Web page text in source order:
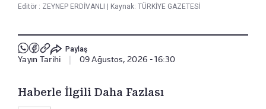
Editör : ZEYNEP ERDİVANLI Kaynak: TÜRKİYE GAZETESİ
Paylaş
Yayın Tarihi 09 Ağustos, 2026 - 16:30
Haberle İlgili Daha Fazlası